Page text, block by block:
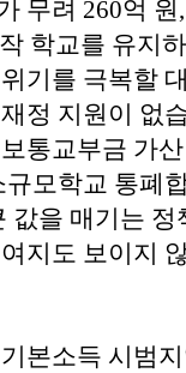
무려 260억 원
학교를 유지
기를 극복할
정 지원이 없
통교부금 가
규모학교 통폐
값을 매기는 정
지도 보이지
본소득 시범